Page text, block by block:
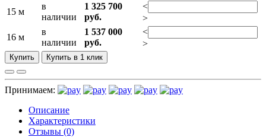
15 м
в
наличии
1 325 700
руб.
<
>
16 м
в
наличии
1 537 000
руб.
<
>
Купить Купить в 1 клик
Принимаем:
Описание
Характеристики
Отзывы (0)